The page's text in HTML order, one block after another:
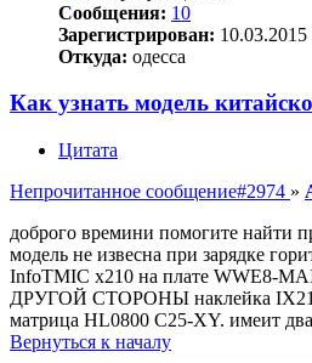
Сообщения: 10
Зарегистрирован: 10.03.2015
Откуда: одесса
Как узнать модель
Цитата
Непрочитанное сообщение#2974 »
доброго времини помогите найти
модель не извесна при зарядке
InfoTMIC x210 на плате WWE8-
ДРУГОЙ СТОРОНЫ наклейка
матрица HL0800 C25-XY. имеит
Вернуться к началу